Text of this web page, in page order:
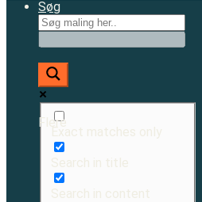
Søg
Flere
Exact matches only
Search in title
Search in content